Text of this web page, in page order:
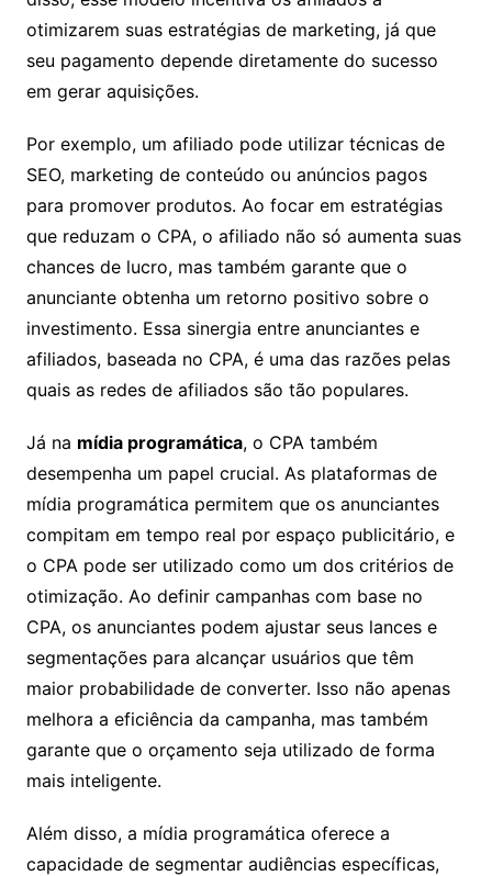
otimizarem suas estratégias de marketing, já que
seu pagamento depende diretamente do sucesso
em gerar aquisições.
Por exemplo, um afiliado pode utilizar técnicas de
SEO, marketing de conteúdo ou anúncios pagos
para promover produtos. Ao focar em estratégias
que reduzam o CPA, o afiliado não só aumenta suas
chances de lucro, mas também garante que o
anunciante obtenha um retorno positivo sobre o
investimento. Essa sinergia entre anunciantes e
afiliados, baseada no CPA, é uma das razões pelas
quais as redes de afiliados são tão populares.
Já na mídia programática, o CPA também
desempenha um papel crucial. As plataformas de
mídia programática permitem que os anunciantes
compitam em tempo real por espaço publicitário, e
o CPA pode ser utilizado como um dos critérios de
otimização. Ao definir campanhas com base no
CPA, os anunciantes podem ajustar seus lances e
segmentações para alcançar usuários que têm
maior probabilidade de converter. Isso não apenas
melhora a eficiência da campanha, mas também
garante que o orçamento seja utilizado de forma
mais inteligente.
Além disso, a mídia programática oferece a
capacidade de segmentar audiências específicas,